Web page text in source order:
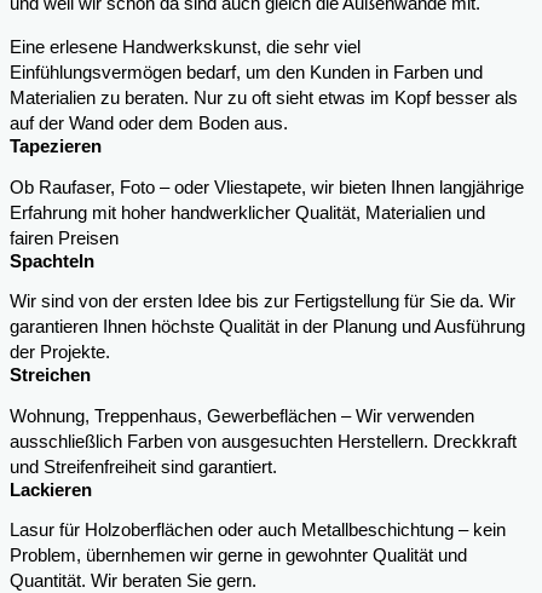
und weil wir schon da sind auch gleich die Außenwände mit.
Eine erlesene Handwerkskunst, die sehr viel
Einfühlungsvermögen bedarf, um den Kunden in Farben und
Materialien zu beraten. Nur zu oft sieht etwas im Kopf besser als
auf der Wand oder dem Boden aus.
Tapezieren
Ob Raufaser, Foto – oder Vliestapete, wir bieten Ihnen langjährige
Erfahrung mit hoher handwerklicher Qualität, Materialien und
fairen Preisen
Spachteln
Wir sind von der ersten Idee bis zur Fertigstellung für Sie da. Wir
garantieren Ihnen höchste Qualität in der Planung und Ausführung
der Projekte.
Streichen
Wohnung, Treppenhaus, Gewerbeflächen – Wir verwenden
ausschließlich Farben von ausgesuchten Herstellern. Dreckkraft
und Streifenfreiheit sind garantiert.
Lackieren
Lasur für Holzoberflächen oder auch Metallbeschichtung – kein
Problem, übernhemen wir gerne in gewohnter Qualität und
Quantität. Wir beraten Sie gern.